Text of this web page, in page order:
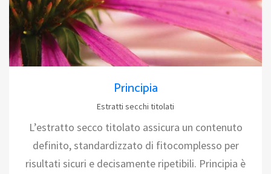
Principia
Estratti secchi titolati
L’estratto secco titolato assicura un contenuto
definito, standardizzato di fitocomplesso per
risultati sicuri e decisamente ripetibili. Principia è